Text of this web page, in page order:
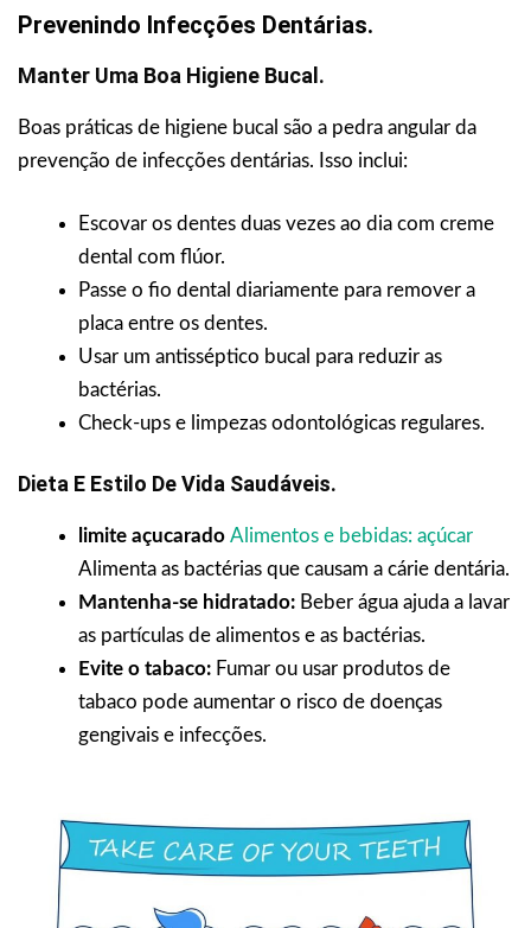
Prevenindo Infecções Dentárias.
Manter Uma Boa Higiene Bucal.
Boas práticas de higiene bucal são a pedra angular da
prevenção de infecções dentárias. Isso inclui:
Escovar os dentes duas vezes ao dia com creme
dental com flúor.
Passe o fio dental diariamente para remover a
placa entre os dentes.
Usar um antisséptico bucal para reduzir as
bactérias.
Check-ups e limpezas odontológicas regulares.
Dieta E Estilo De Vida Saudáveis.
limite açucarado Alimentos e bebidas: açúcar
Alimenta as bactérias que causam a cárie dentária.
Mantenha-se hidratado: Beber água ajuda a lavar
as partículas de alimentos e as bactérias.
Evite o tabaco: Fumar ou usar produtos de
tabaco pode aumentar o risco de doenças
gengivais e infecções.